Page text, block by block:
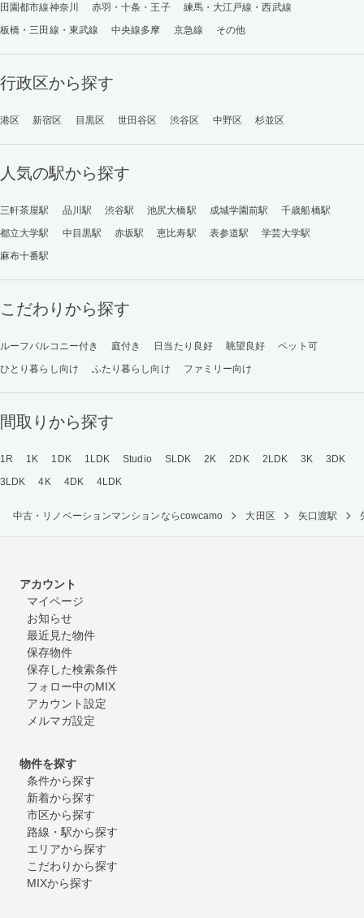
田園都市線神奈川
赤羽・十条・王子
練馬・大江戸線・西武線
板橋・三田線・東武線
中央線多摩 京急線 その他
行政区から探す
港区 新宿区 目黒区 世田谷区 渋谷区 中野区 杉並区
人気の駅から探す
三軒茶屋駅 品川駅 渋谷駅 池尻大橋駅 成城学園前駅
千歳船橋駅
都立大学駅
中目黒駅 赤坂駅 恵比寿駅 表参道駅
学芸大学駅
麻布十番駅
こだわりから探す
ルーフバルコニー付き 庭付き 日当たり良好 眺望良好
ペット可
ひとり暮らし向け
ふたり暮らし向け ファミリー向け
間取りから探す
1R 1K 1DK 1LDK Studio SLDK 2K 2DK 2LDK 3K
3DK
3LDK
4K 4DK 4LDK
中古・リノベーションマンションならcowcamo 大田区 矢口渡駅
アカウント
マイページ
お知らせ
最近見た物件
保存物件
保存した検索条件
フォロー中のMIX
アカウント設定
メルマガ設定
物件を探す
条件から探す
新着から探す
市区から探す
路線・駅から探す
エリアから探す
こだわりから探す
MIXから探す